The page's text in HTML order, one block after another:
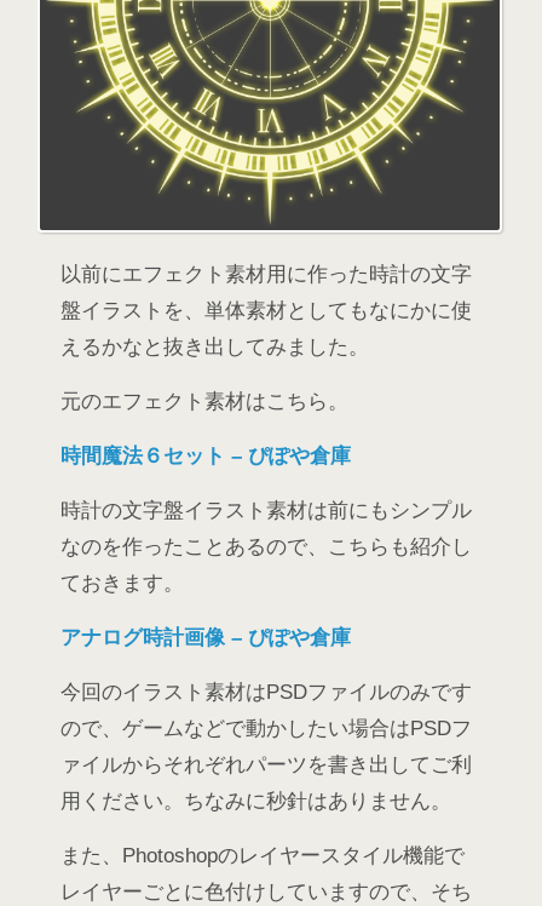
以前にエフェクト素材用に作った時計の文字
盤イラストを、単体素材としてもなにかに使
えるかなと抜き出してみました。
元のエフェクト素材はこちら。
時間魔法６セット – ぴぽや倉庫
時計の文字盤イラスト素材は前にもシンプル
なのを作ったことあるので、こちらも紹介し
ておきます。
アナログ時計画像 – ぴぽや倉庫
今回のイラスト素材はPSDファイルのみです
ので、ゲームなどで動かしたい場合はPSDフ
ァイルからそれぞれパーツを書き出してご利
用ください。ちなみに秒針はありません。
また、Photoshopのレイヤースタイル機能で
レイヤーごとに色付けしていますので、そち